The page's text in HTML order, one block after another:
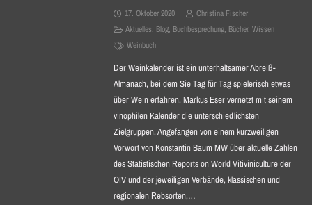
17. Oktober 2020
Christina Fischer
Aktuelles, Blog, Buchbesprechung, Bücher,Wissen
Weinbuch
Der Weinkalender ist ein unterhaltsamer Abreiß-
Almanach, bei dem Sie Tag für Tag spielerisch etwas
über Wein erfahren. Markus Eser vernetzt mit seinem
vinophilen Kalender die unterschiedlichsten
Zielgruppen. Angefangen von einem kurzweiligen
Vorwort von Konstantin Baum MW über aktuelle Zahlen
des Statistischen Reports on World Vitiviniculture der
OIV und der jeweiligen Verbände, klassischen und
regionalen Rebsorten,…